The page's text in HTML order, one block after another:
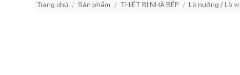
Trang chủ / Sản phẩm / THIẾT BỊ NHÀ BẾP / Lò nướng / Lò